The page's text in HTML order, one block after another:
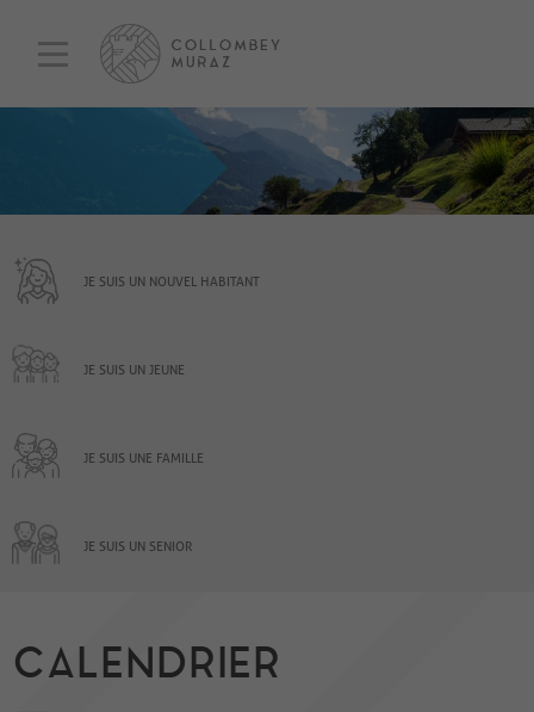
JE SUIS UN NOUVEL HABITANT
JE SUIS UN JEUNE
JE SUIS UNE FAMILLE
JE SUIS UN SENIOR
CALENDRIER